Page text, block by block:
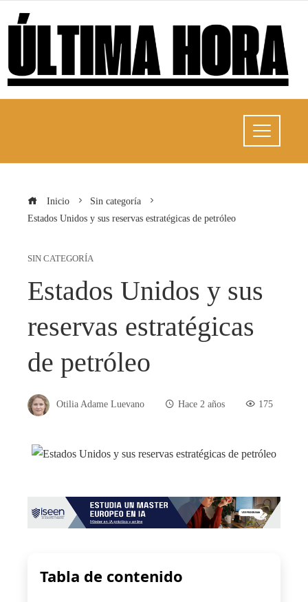
Inicio
Sin categoría
Estados Unidos y sus reservas estratégicas de petróleo
SIN CATEGORÍA
Estados Unidos y sus
reservas estratégicas
de petróleo
Otilia Adame Luevano Hace 2 años 175
Tabla de contenido